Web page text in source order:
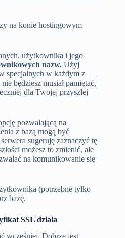
na konie hostingowym
użytkownika i jego
nazw. Użyj
specjalnych w każdym z
będziesz musiał pamiętać,
dla Twojej przyszłej
pozwalającą na
z bazą mogą być
sugeruję zaznaczyć tę
możesz to zmienić, ale
na komunikowanie się
(potrzebne tylko
bazę.
SSL działa